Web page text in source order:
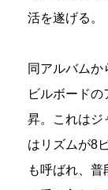
活を遂げる。
同アルバムか
ビルボード
昇。これはジ
はリズムが8
も呼ばれ、